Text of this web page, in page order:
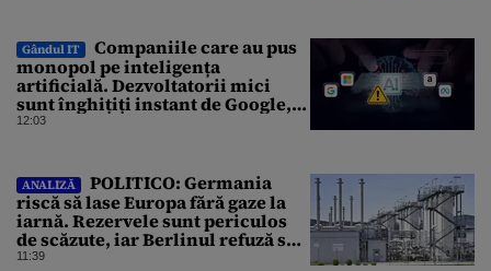
Gândul IT
Companiile care au pus
monopol pe inteligența
artificială. Dezvoltatorii mici
sunt înghițiți instant de Google,
Amazon sau Microsoft
12:03
ANALIZĂ
POLITICO: Germania
riscă să lase Europa fără gaze la
iarnă. Rezervele sunt periculos
de scăzute, iar Berlinul refuză să
intervină
11:39